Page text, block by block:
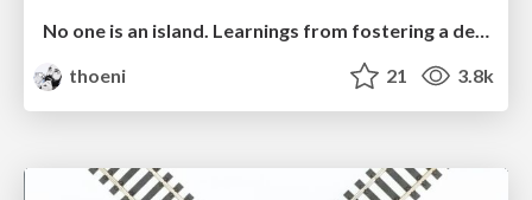
thoeni
21 3.8k